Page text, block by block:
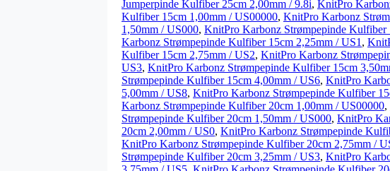
Jumperpinde Kulfiber 25cm 2,00mm / 9.8i, KnitPro
Kulfiber 15cm 1,00mm / US00000, KnitPro Karbonz
1,50mm / US000, KnitPro Karbonz Strømpepinde Kulfiber
Karbonz Strømpepinde Kulfiber 15cm 2,25mm / US1 ,
Kulfiber 15cm 2,75mm / US2, KnitPro Karbonz
US3, KnitPro Karbonz Strømpepinde Kulfiber 15cm
Strømpepinde Kulfiber 15cm 4,00mm / US6, KnitPro
5,00mm / US8, KnitPro Karbonz Strømpepinde Kulfiber
Karbonz Strømpepinde Kulfiber 20cm 1,00mm / US00000,
Strømpepinde Kulfiber 20cm 1,50mm / US000, KnitPro
20cm 2,00mm / US0, KnitPro Karbonz Strømpepinde
KnitPro Karbonz Strømpepinde Kulfiber 20cm 2,75mm /
Strømpepinde Kulfiber 20cm 3,25mm / US3, KnitPro